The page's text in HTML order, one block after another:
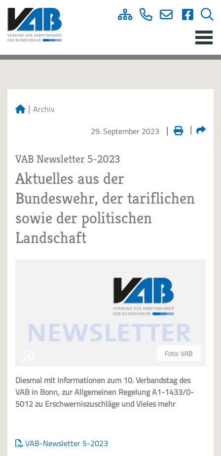
Archiv
29. September 2023
VAB Newsletter 5-2023
Aktuelles aus der
Bundeswehr, der tariflichen
sowie der politischen
Landschaft
Foto: VAB
Diesmal mit Informationen zum 10. Verbandstag des
VAB in Bonn, zur Allgemeinen Regelung A1-1433/0-
5012 zu Erschwerniszuschläge und Vieles mehr
VAB-Newsletter 5-2023